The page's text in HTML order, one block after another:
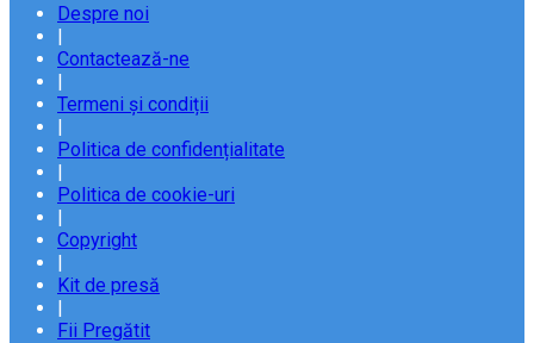
Despre noi
|
Contactează-ne
|
Termeni și condiții
|
Politica de confidențialitate
|
Politica de cookie-uri
|
Copyright
|
Kit de presă
|
Fii Pregătit